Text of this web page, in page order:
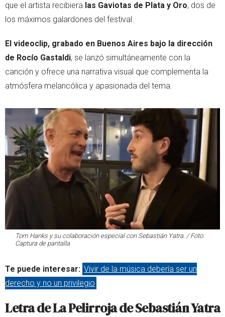
que el artista recibiera las Gaviotas de Plata y Oro, dos de
los máximos galardones del festival.
El videoclip, grabado en Buenos Aires bajo la dirección
de Rocío Gastaldi, se lanzó simultáneamente con la
canción y ofrece una narrativa visual que complementa la
atmósfera melancólica y apasionada del tema.
Tom Hanks y su colaboración especial con Sebastián Yatra. / Foto:
Captura de pantalla
Te puede interesar: Vivir de la música debería ser un
derecho y no un privilegio
Letra de La Pelirroja de Sebastián Yatra